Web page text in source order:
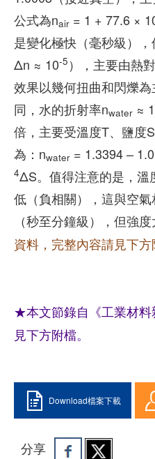
公式為nair = 1 + 77.6 ×
是變化極快（毫秒級）
Δn ≈ 10-5 ），主要由熱
效果以幾何扭曲和閃爍
同，水的折射率nwater ≈
倍，主要受溫度T、鹽度
為：nwater = 1.3394 –
4ΔS。值得注意的是，溫
低（負相關），這與空
（秒至分鐘級），但強
資料，完整內容請見下方
★本文節錄自《工業材
見下方附檔。
Download檔案下載
分享